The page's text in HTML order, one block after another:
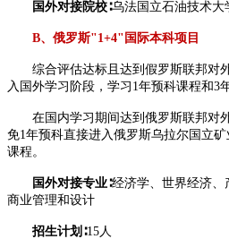
国外对接院校∶乌法国立石油技术大
B、俄罗斯"1+4"国际本科项目
综合评估达标且达到假罗斯联邦对
入国外学习阶段，学习1年预科课程和3
在国内学习期间达到俄罗斯联邦对
免1年预科直接进入俄罗斯乌拉尔国立
课程。
国外对接专业∶经济学、世界经济、
商业管理和设计
招生计划∶15人